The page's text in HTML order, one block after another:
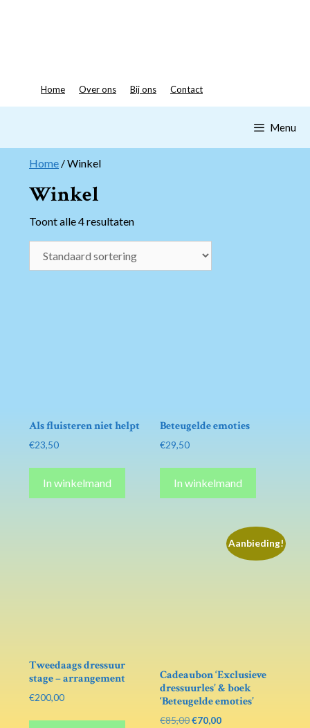
Home Over ons Bij ons Contact
Menu
Home / Winkel
Winkel
Toont alle 4 resultaten
Als fluisteren niet helpt
€23,50
In winkelmand
Beteugelde emoties
€29,50
In winkelmand
Tweedaags dressuur
stage – arrangement
€200,00
Aanbieding!
Cadeaubon ‘Exclusieve
dressuurles’ & boek
‘Beteugelde emoties’
€85,00Oorspronkelijke
€70,00Huidige